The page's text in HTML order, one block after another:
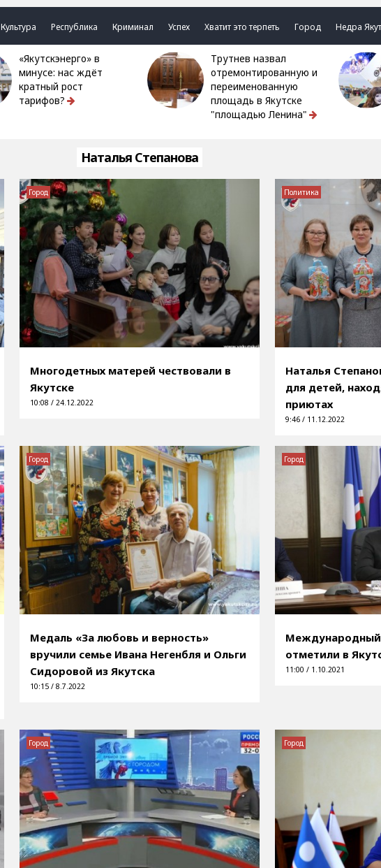
Культура Республика Криминал Успех Хватит это терпеть Город Недра
«Якутскэнерго» в
минусе: нас ждёт
кратный рост
тарифов?
Трутнев назвал
отремонтированную и
переименованную
площадь в Якутске
"площадью Ленина"
Наталья Степанова
Многодетных матерей чествовали в
Якутске
10:08 / 24.12.2022
Город
Наталья
для детей,
приютах
9:46 / 11.12.2022
Политика
Медаль «За любовь и верность»
вручили семье Ивана Негенбля и Ольги
Сидоровой из Якутска
10:15 / 8.7.2022
Город
отметили в
11:00 / 1.10.2021
Город
Город Город